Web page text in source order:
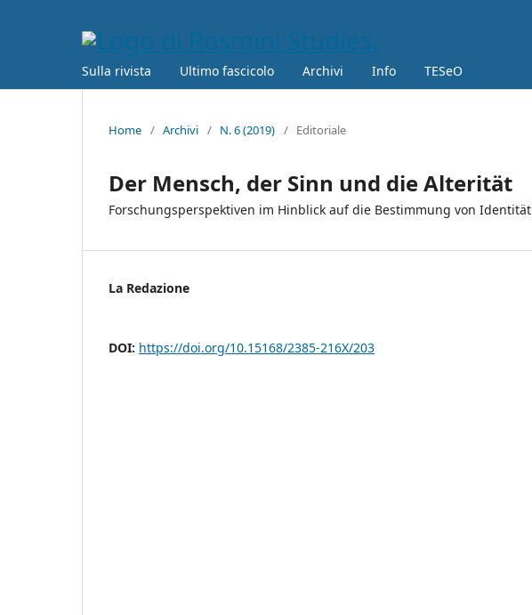
Sulla rivista Ultimo fascicolo Archivi Info TESeO
Home / Archivi / N. 6 (2019) / Editoriale
Der Mensch, der Sinn und die Alterität
Forschungsperspektiven im Hinblick auf die Bestimmung von Identität
La Redazione
DOI: https://doi.org/10.15168/2385-216X/203